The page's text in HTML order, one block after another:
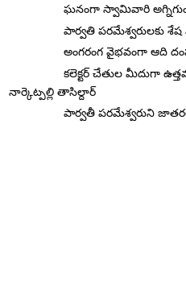
ఘనంగా స్వామివారి
పార్వతి పరమేశ్వరులకు
అంగరంగ వైభవంగా ఆది
కలెక్టర్ చేతుల మీదుగా
నార్కెట్పల్లి తాసిల్దార్
పార్వతీ పరమేశ్వరుని